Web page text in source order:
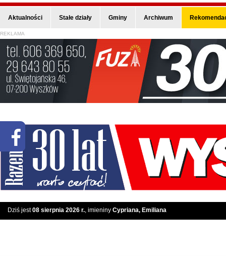
Aktualności Stałe działy Gminy Archiwum
REKLAMA
Dziś jest08 sierpnia 2026 r., imieniny Cypriana, Emiliana